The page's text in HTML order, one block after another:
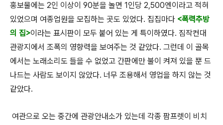
홍보물에는 2인 이상이 90분을 놀면 1인당 2,500엔이라고 적혀
있었으며 여종업원을 모집하는 곳도 있었다. 집집마다 <폭력추방
의 집>이라는 표시판이 모두 붙어 있는 게 특이하였다. 짐작컨대
관광지에서 조폭의 영향력을 보여주는 것 같았다. 그런데 이 골목
에서는 노래소리도 들을 수 없었고 간판에만 불이 켜져 있을 뿐 드
나드는 사람도 보이지 않았다. 너무 조용해서 영업을 하지 않는 것
같았다.
여관으로 오는 중간에 관광안내소가 있는데 각종 팜프렛이 비치